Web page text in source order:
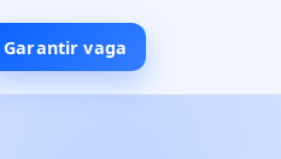
Garantir vaga